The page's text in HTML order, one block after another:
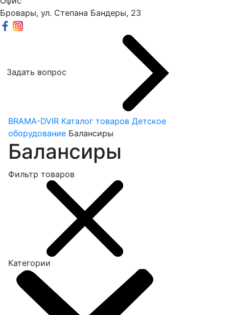
Бровары, ул. Степана Бандеры, 23
Задать вопрос
BRAMA-DVIR Каталог товаров Детское
оборудование Балансиры
Балансиры
Фильтр товаров
Категории